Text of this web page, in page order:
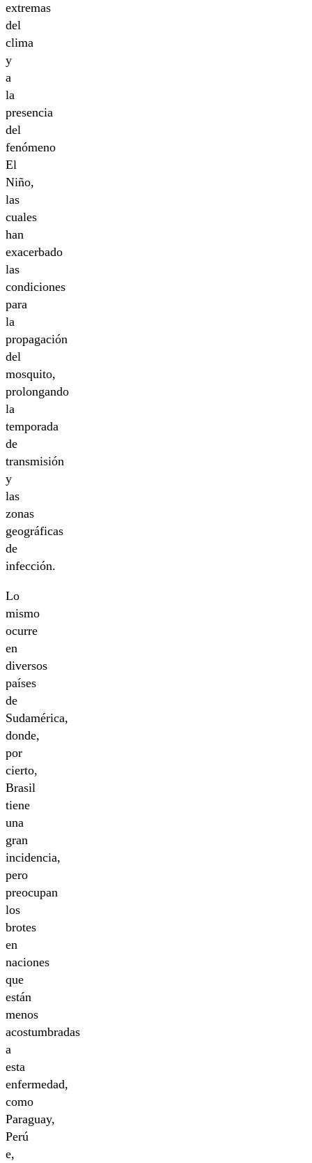
extremas
del
clima
y
a
la
presencia
del
fenómeno
El
Niño,
las
cuales
han
exacerbado
las
condiciones
para
la
propagación
del
mosquito,
prolongando
la
temporada
de
transmisión
y
las
zonas
geográficas
de
infección.
Lo
mismo
ocurre
en
diversos
países
de
Sudamérica,
donde,
por
cierto,
Brasil
tiene
una
gran
incidencia,
pero
preocupan
los
brotes
en
naciones
que
están
menos
acostumbradas
a
esta
enfermedad,
como
Paraguay,
Perú
e,